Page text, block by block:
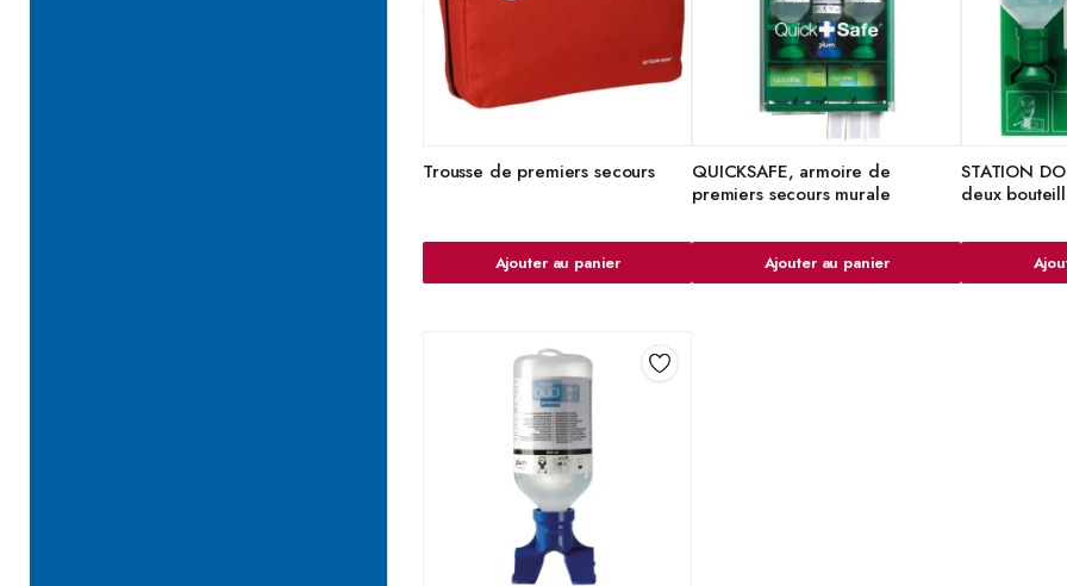
Trousse de premiers secours
Ajouter au panier
QUICKSAFE, armoire de
premiers secours murale
Ajouter au panier
STATION
deux